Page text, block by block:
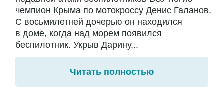
чемпион Крыма по мотокроссу Денис Галанов.
С восьмилетней дочерью он находился
в доме, когда над морем появился
беспилотник. Укрыв Дарину...
Читать полностью